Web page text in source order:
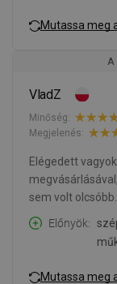
Mutassa meg
A
VladZ
Minőség:
Megjelenés:
Elégedett
sem volt olcsóbb.
Előnyök
Mutassa meg